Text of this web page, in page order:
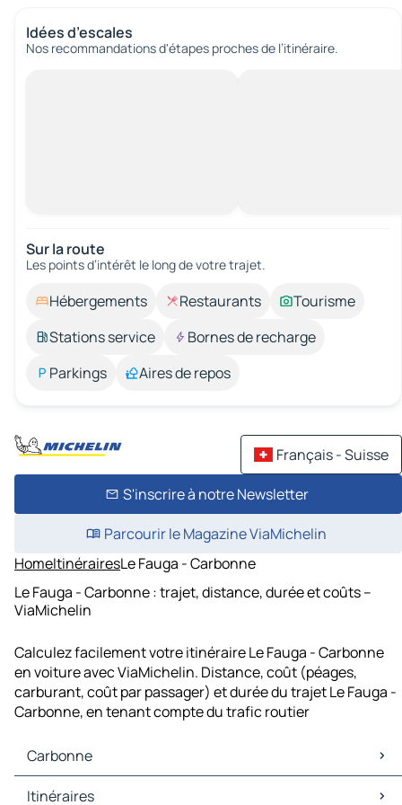
Idées d’escales
Nos recommandations d'étapes proches de l’itinéraire.
Sur la route
Les points d’intérêt le long de votre trajet.
Hébergements Restaurants
Tourisme
Stations service
Bornes de recharge
Parkings
Aires de repos
Français - Suisse
S'inscrire à notre Newsletter
Parcourir le Magazine ViaMichelin
HomeItinérairesLe Fauga - Carbonne
Le Fauga - Carbonne : trajet, distance, durée et coûts –
ViaMichelin
Calculez facilement votre itinéraire Le Fauga - Carbonne
en voiture avec ViaMichelin. Distance, coût (péages,
carburant, coût par passager) et durée du trajet Le Fauga -
Carbonne, en tenant compte du trafic routier
Carbonne
Carbonne Cartes et plans
Itinéraires